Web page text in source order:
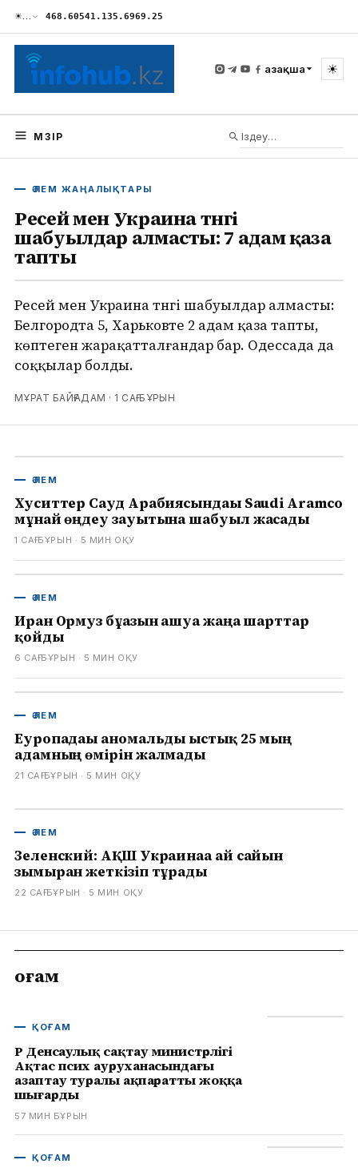
☀… 468.60541.135.6969.25
Қазақша ☀
МӘЗІР
ӘЛЕМ ЖАҢАЛЫҚТАРЫ
Ресей мен Украина түнгі
шабуылдар алмасты: 7 адам қаза
тапты
Ресей мен Украина түнгі шабуылдар алмасты:
Белгородта 5, Харьковте 2 адам қаза тапты,
көптеген жарақатталғандар бар. Одессада да
соққылар болды.
МҰРАТ БАЙҒАДАМ · 1 САҒ БҰРЫН
ӘЛЕМ
Хуситтер Сауд Арабиясындағы Saudi Aramco
мұнай өңдеу зауытына шабуыл жасады
1 САҒ БҰРЫН · 5 МИН ОҚУ
ӘЛЕМ
Иран Ормуз бұғазын ашуға жаңа шарттар
қойды
6 САҒ БҰРЫН · 5 МИН ОҚУ
ӘЛЕМ
Еуропадағы аномальды ыстық 25 мың
адамның өмірін жалмады
21 САҒ БҰРЫН · 5 МИН ОҚУ
ӘЛЕМ
Зеленский: АҚШ Украинаға ай сайын
зымыран жеткізіп тұрады
22 САҒ БҰРЫН · 5 МИН ОҚУ
Қоғам
ҚОҒАМ
ҚР Денсаулық сақтау министрлігі
Ақтас псих ауруханасындағы
азаптау туралы ақпаратты жоққа
шығарды
57 МИН БҰРЫН
ҚОҒАМ